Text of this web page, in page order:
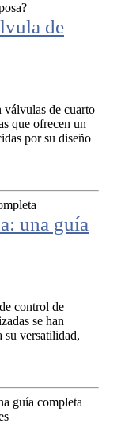
de
válvulas de cuarto
que ofrecen un
por su diseño
una guía
control de
se han
su versatilidad,